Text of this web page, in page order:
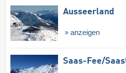
Ausseerland
anzeigen
Saas-Fee/​